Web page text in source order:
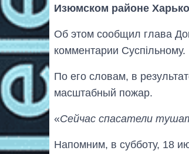
Изюмском районе
Об этом сообщил глава
комментарии Суспільному.
По его словам, в
масштабный пожар.
«Сейчас спасатели
Напомним, в субботу, 18